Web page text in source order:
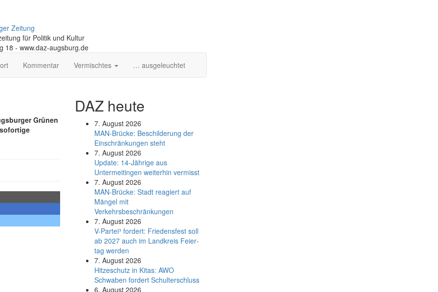
Zeitung
für Politik und Kultur
18 - www.daz-augsburg.de
Kommentar Vermischtes … ausgeleuchtet
Grünen
DAZ heute
7. August 2026
MAN-Brücke: Beschilderung der
Einschränkungen steht
7. August 2026
Update: 14-Jährige aus
Untermeitingen weiterhin vermisst
7. August 2026
MAN-Brücke: Stadt reagiert auf
Mängel mit
Verkehrsbeschränkungen
7. August 2026
V-Partei­³ fordert: Friedens­fest soll
ab 2027 auch im Land­kreis Feier­
tag werden
7. August 2026
Hitzeschutz in Kitas: AWO
Schwaben fordert Schulterschluss
6. August 2026